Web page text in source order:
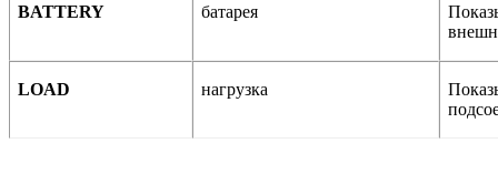
BATTERY батарея
LOAD нагрузка